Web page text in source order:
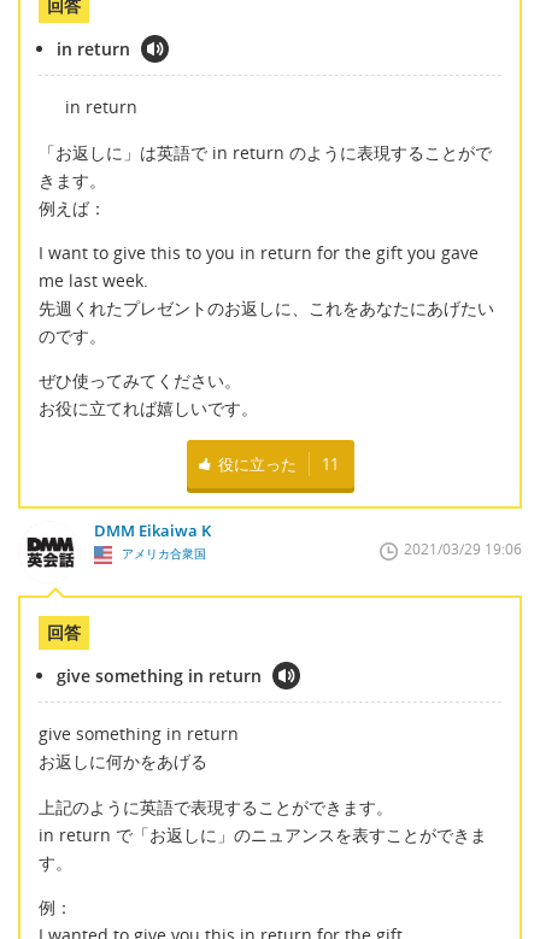
回答
in return
in return
「お返しに」は英語で in return のように表現することがで
きます。
例えば：
I want to give this to you in return for the gift you gave
me last week.
先週くれたプレゼントのお返しに、これをあなたにあげたい
のです。
ぜひ使ってみてください。
お役に立てれば嬉しいです。
役に立った 11
DMM Eikaiwa K
アメリカ合衆国 2021/03/29 19:06
回答
give something in return
give something in return
お返しに何かをあげる
上記のように英語で表現することができます。
in return で「お返しに」のニュアンスを表すことができま
す。
例：